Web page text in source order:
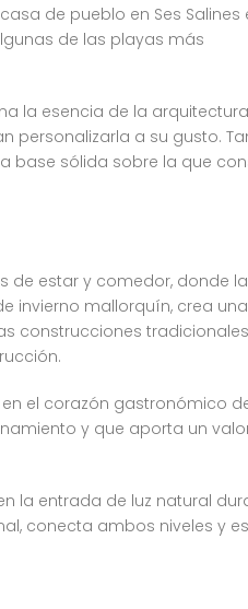
de pueblo en Ses Salines
de las playas más
la esencia de la arquitectura
personalizarla a su gusto.
base sólida sobre la que
de estar y comedor, donde la
invierno mallorquín, crea una
construcciones
el corazón gastronómico
y que aporta un
la entrada de luz natural
conecta ambos niveles y